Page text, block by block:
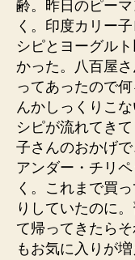
齢。昨日のピー
く。印度カリー
シピとヨーグル
かった。八百屋
ってあったので
んかしっくりこ
シピが流れてき
子さんのおかげ
アンダー・チリ
く。これまで買
りしていたのに
て帰ってきたら
もお気に入りが